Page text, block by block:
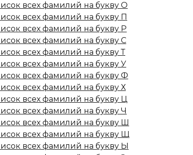
всех фамилий на букву О
всех фамилий на букву П
всех фамилий на букву Р
всех фамилий на букву С
всех фамилий на букву Т
всех фамилий на букву У
всех фамилий на букву Ф
всех фамилий на букву Х
всех фамилий на букву Ц
всех фамилий на букву Ч
всех фамилий на букву Ш
всех фамилий на букву Щ
всех фамилий на букву Ы